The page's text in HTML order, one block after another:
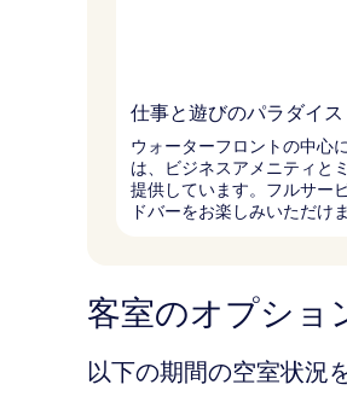
仕事と遊びのパラダイス
ウォーターフロントの中心
は、ビジネスアメニティと
提供しています。フルサー
ドバーをお楽しみいただけま
客室のオプショ
以下の期間の空室状況